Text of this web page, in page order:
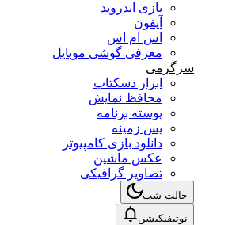
بازی اندروید
آیفون
اس ام اس
معرفی گوشی موبایل
سرگرمی
ابزار دسکتاپ
محافظ نمایش
پوسته برنامه
پس زمینه
دانلود بازی کامپیوتر
عکس ماشین
تصاویر گرافیکی
حالت شب
نوتیفیکیشن